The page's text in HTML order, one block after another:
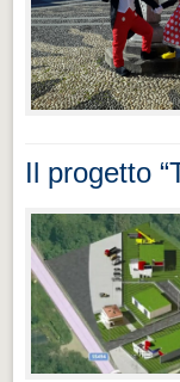
Il progetto